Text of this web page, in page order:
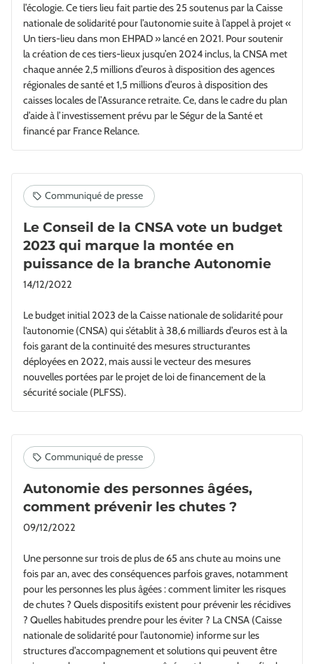
l’écologie. Ce tiers lieu fait partie des 25 soutenus par la Caisse
nationale de solidarité pour l’autonomie suite à l’appel à projet «
Un tiers-lieu dans mon EHPAD » lancé en 2021. Pour soutenir
la création de ces tiers-lieux jusqu’en 2024 inclus, la CNSA met
chaque année 2,5 millions d’euros à disposition des agences
régionales de santé et 1,5 millions d’euros à disposition des
caisses locales de l’Assurance retraite. Ce, dans le cadre du plan
d’aide à l’investissement prévu par le Ségur de la Santé et
financé par France Relance.
Le Conseil de la CNSA vote un budget
2023 qui marque la montée en
puissance de la branche Autonomie
14/12/2022
Le budget initial 2023 de la Caisse nationale de solidarité pour
l'autonomie (CNSA) qui s’établit à 38,6 milliards d’euros est à la
fois garant de la continuité des mesures structurantes
déployées en 2022, mais aussi le vecteur des mesures
nouvelles portées par le projet de loi de financement de la
sécurité sociale (PLFSS).
Autonomie des personnes âgées,
comment prévenir les chutes ?
09/12/2022
Une personne sur trois de plus de 65 ans chute au moins une
fois par an, avec des conséquences parfois graves, notamment
pour les personnes les plus âgées : comment limiter les risques
de chutes ? Quels dispositifs existent pour prévenir les récidives
? Quelles habitudes prendre pour les éviter ? La CNSA (Caisse
nationale de solidarité pour l’autonomie) informe sur les
structures d’accompagnement et solutions qui peuvent être